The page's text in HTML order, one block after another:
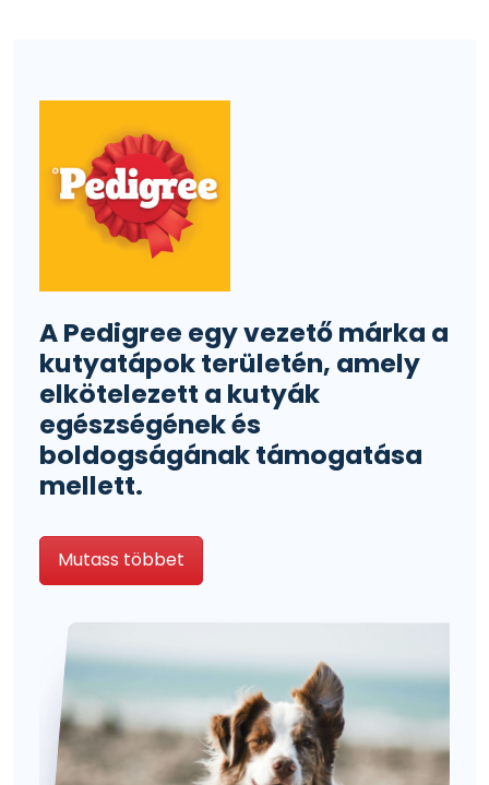
A Pedigree egy vezető márka a
kutyatápok területén, amely
elkötelezett a kutyák
egészségének és
boldogságának támogatása
mellett.
Mutass többet